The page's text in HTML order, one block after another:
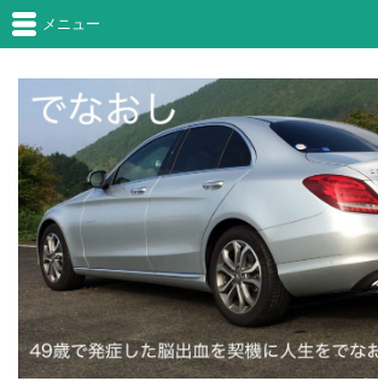
メニュー